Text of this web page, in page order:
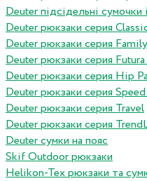
Deuter підсідельні сумочки
Deuter рюкзаки серия
Deuter рюкзаки серия
Deuter рюкзаки серия
Deuter рюкзаки серия Hip
Deuter рюкзаки серия
Deuter рюкзаки серия Travel
Deuter рюкзаки серия
Deuter сумки на пояс
Skif Outdoor рюкзаки
Helikon-Tex рюкзаки та